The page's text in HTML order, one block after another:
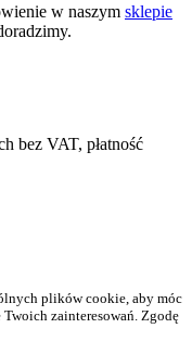
w naszym sklepie
bez VAT, płatność
plików cookie, aby móc
zainteresowań. Zgodę